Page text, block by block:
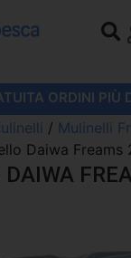
ORDINI PIÙ
/ Mulinelli
Daiwa Freams
DAIWA